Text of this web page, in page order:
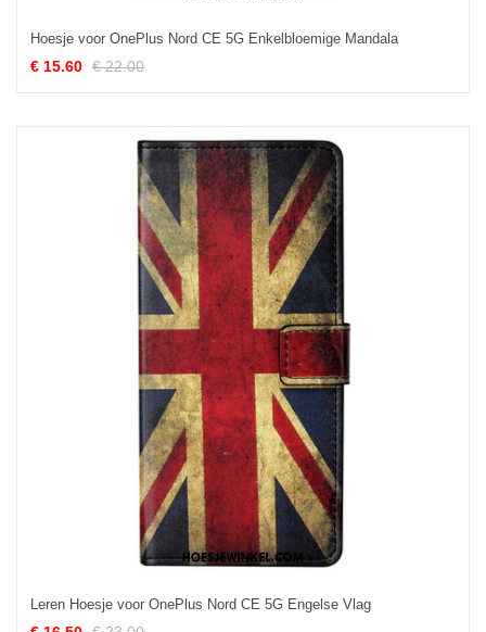
Hoesje voor OnePlus Nord CE 5G Enkelbloemige Mandala
€ 15.60 € 22.00
Leren Hoesje voor OnePlus Nord CE 5G Engelse Vlag